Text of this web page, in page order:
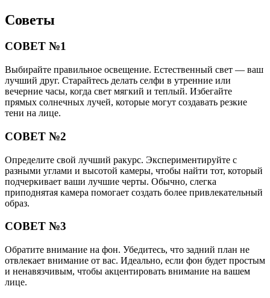
Советы
СОВЕТ №1
Выбирайте правильное освещение. Естественный свет — ваш
лучший друг. Старайтесь делать селфи в утренние или
вечерние часы, когда свет мягкий и теплый. Избегайте
прямых солнечных лучей, которые могут создавать резкие
тени на лице.
СОВЕТ №2
Определите свой лучший ракурс. Экспериментируйте с
разными углами и высотой камеры, чтобы найти тот, который
подчеркивает ваши лучшие черты. Обычно, слегка
приподнятая камера помогает создать более привлекательный
образ.
СОВЕТ №3
Обратите внимание на фон. Убедитесь, что задний план не
отвлекает внимание от вас. Идеально, если фон будет простым
и ненавязчивым, чтобы акцентировать внимание на вашем
лице.